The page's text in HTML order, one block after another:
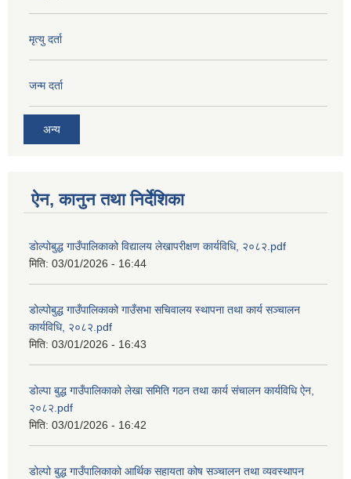
मृत्यु दर्ता
जन्म दर्ता
अन्य
ऐन, कानुन तथा निर्देशिका
डोल्पोबुद्ध गाउँपालिकाको विद्यालय लेखापरीक्षण कार्यविधि, २०८२.pdf
मिति: 03/01/2026 - 16:44
डोल्पोबुद्ध गाउँपालिकाको गाउँसभा सचिवालय स्थापना तथा कार्य सञ्चालन
कार्यविधि, २०८२.pdf
मिति: 03/01/2026 - 16:43
डोल्पा बुद्ध गाउँपालिकाको लेखा समिति गठन तथा कार्य संचालन कार्यविधि ऐन,
२०८२.pdf
मिति: 03/01/2026 - 16:42
डोल्पो बुद्ध गाउँपालिकाको आर्थिक सहायता कोष सञ्चालन तथा व्यवस्थापन